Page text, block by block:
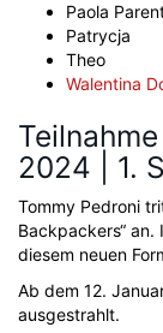
Paola
Patrycja
Theo
Walentina
2024 | 1.
Tommy Pedroni
Backpackers“ an.
diesem neuen
Ab dem 12.
ausgestrahlt.